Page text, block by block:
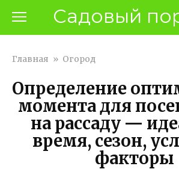
контенту
Садовый
Главная » Огород
Определение
момента для
на рассаду —
время, сезон,
факторы